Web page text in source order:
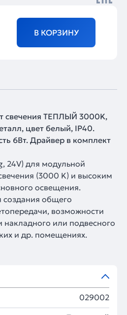
В КОРЗИНУ
свечения ТЕПЛЫЙ 3000K,
цвет белый, IP40.
6Вт. Драйвер в комплект
24V) для модульной
(3000 K) и высоким
освещения.
создания общего
возможности
накладного или подвесного
и др. помещениях.
029002